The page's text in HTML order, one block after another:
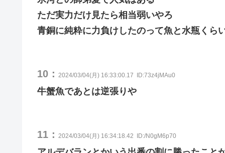
ただ実力だけ見たら相当弱いやろ
青銅に純粋に力負けしたのって魚と水瓶くら
10： 2024/03/04(月) 16:33:00.17 ID:73z4jMAu0
牛蟹魚であとは逆張りや
11： 2024/03/04(月) 16:34:18.42 ID:/N0gM6p70